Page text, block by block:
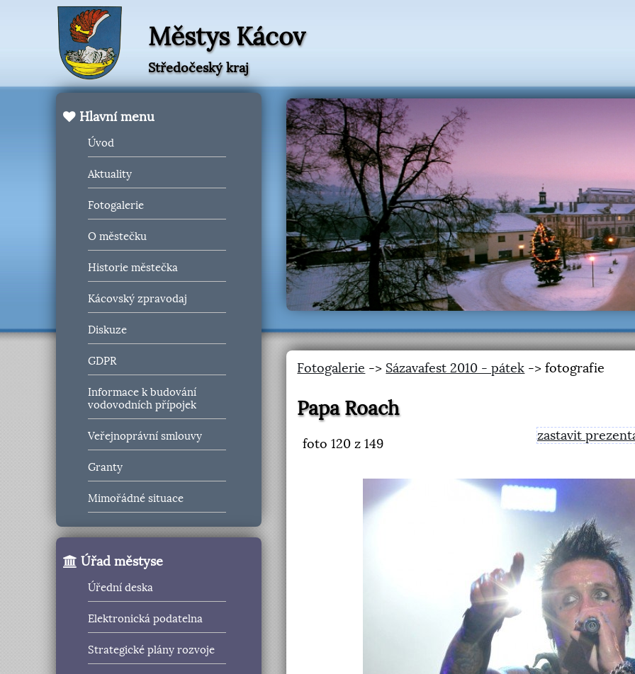
Městys Kácov
Středočeský kraj
Hlavní menu
Úvod
Aktuality
Fotogalerie
O městečku
Historie městečka
Kácovský zpravodaj
Diskuze
GDPR
Informace k budování
vodovodních přípojek
Veřejnoprávní smlouvy
Granty
Mimořádné situace
Úřad městyse
Úřední deska
Elektronická podatelna
Strategické plány rozvoje
Fotogalerie -> Sázavafest 2010 - pátek -> fotografie
Papa Roach
foto120 z 149
zastavit